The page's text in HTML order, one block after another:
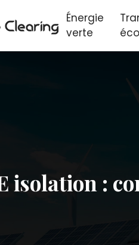
Énergie
verte
isolation :